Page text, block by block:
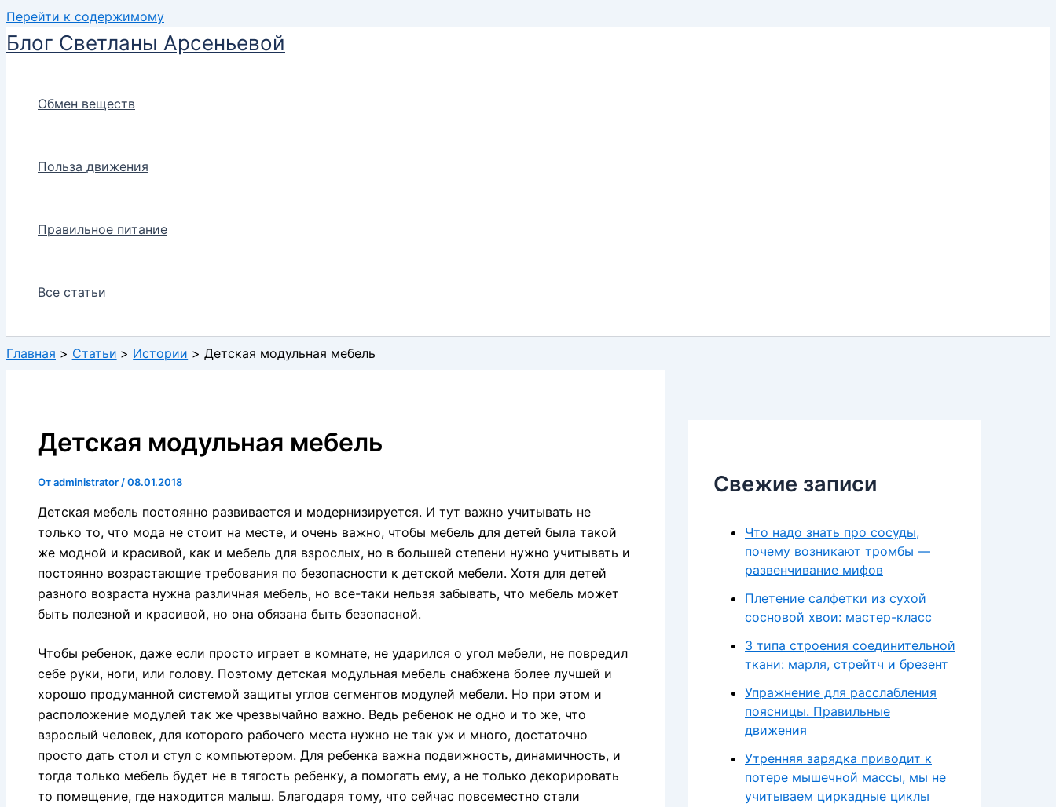
Перейти к содержимому
Блог Светланы Арсеньевой
Обмен веществ
Польза движения
Правильное питание
Все статьи
Главная Статьи Истории Детская модульная мебель
Детская модульная мебель
Отadministrator /08.01.2018
Детская мебель постоянно развивается и модернизируется. И тут важно учитывать не
только то, что мода не стоит на месте, и очень важно, чтобы мебель для детей была такой
же модной и красивой, как и мебель для взрослых, но в большей степени нужно учитывать и
постоянно возрастающие требования по безопасности к детской мебели. Хотя для детей
разного возраста нужна различная мебель, но все-таки нельзя забывать, что мебель может
быть полезной и красивой, но она обязана быть безопасной.
Чтобы ребенок, даже если просто играет в комнате, не ударился о угол мебели, не повредил
себе руки, ноги, или голову. Поэтому детская модульная мебель снабжена более лучшей и
хорошо продуманной системой защиты углов сегментов модулей мебели. Но при этом и
расположение модулей так же чрезвычайно важно. Ведь ребенок не одно и то же, что
взрослый человек, для которого рабочего места нужно не так уж и много, достаточно
просто дать стол и стул с компьютером. Для ребенка важна подвижность, динамичность, и
тогда только мебель будет не в тягость ребенку, а помогать ему, а не только декорировать
то помещение, где находится малыш. Благодаря тому, что сейчас повсеместно стали
Свежие записи
Что надо знать про сосуды,
почему возникают тромбы —
развенчивание мифов
Плетение салфетки из сухой
сосновой хвои: мастер-класс
3 типа строения соединительной
ткани: марля, стрейтч и брезент
Упражнение для расслабления
поясницы. Правильные
движения
Утренняя зарядка приводит к
потере мышечной массы, мы не
учитываем циркадные циклы